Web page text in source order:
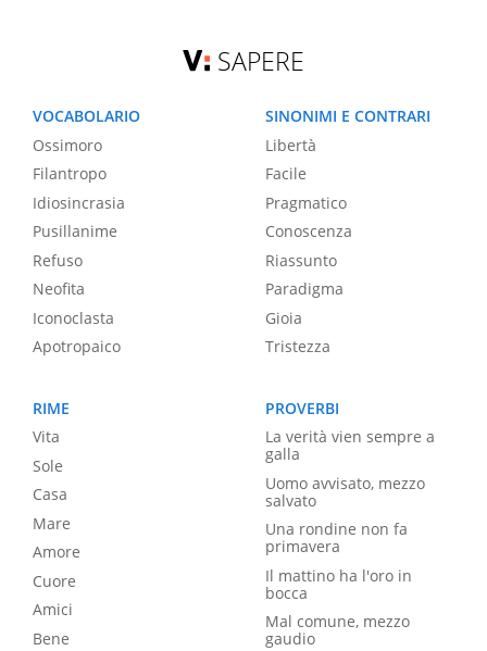
SAPERE
VOCABOLARIO
Ossimoro
Filantropo
Idiosincrasia
Pusillanime
Refuso
Neofita
Iconoclasta
Apotropaico
SINONIMI E CONTRARI
Libertà
Facile
Pragmatico
Conoscenza
Riassunto
Paradigma
Gioia
Tristezza
RIME
Vita
Sole
Casa
Mare
Amore
Cuore
Amici
Bene
PROVERBI
La verità vien sempre a
galla
Uomo avvisato, mezzo
salvato
Una rondine non fa
primavera
Il mattino ha l'oro in
bocca
Mal comune, mezzo
gaudio